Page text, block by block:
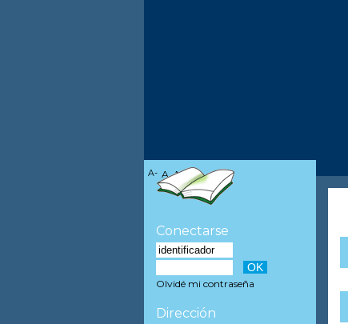
A- A A+
Conectarse
Olvidé mi contraseña
Dirección